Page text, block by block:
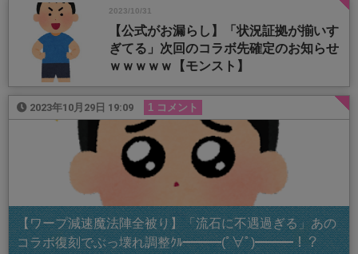
2023/10/31
【公式がお漏らし】「状況証拠が揃いす
ぎてる」次回のコラボ先確定のお知らせ
ｗｗｗｗｗ【モンスト】
2023年10月29日 19:09 1 コメント
【ワープ減速魔法陣全被り】「流石に不遇過ぎる」あの
コラボ復刻でぶっ壊れ調整ｸﾙ━━━(ﾟ∀ﾟ)━━━！？